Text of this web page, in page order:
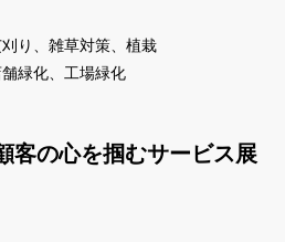
刈り、雑草対策、植栽
緑化、工場緑化
客の心を掴むサービス展